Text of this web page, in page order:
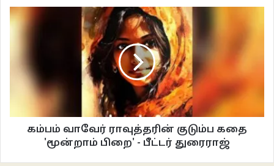
‘ஜோடிப் பொருத்தம் சூப்பர்’
உடனேயே இவனுக்கு உச்சி முதல் உள்ளங்கால் வரை ஒரு சிலிர்ப்பு ஓடியது. மெல்ல
உடலில் ஒரு புது உற்சாகம் தொற்றிக்கொள்ள மனம் ஒரு இனங்கானாத
மகிழ்ச்சியில் ஆழ்ந்தது. மீண்டுமொருமுறை அவளைத் திரும்பிப் பார்த்தான்.
அவள் மெல்லத் திரும்பி நடந்து போய்க் கொண்டிருந்தாள். ஒருவினாடி அவள்
இவ்வாறு எண்ணிக்கொண்டான்
கம்பம் வாவேர் ராவுத்தரின் குடும்ப கதை
'மூன்றாம் பிறை' - பீட்டர் துரைராஜ்